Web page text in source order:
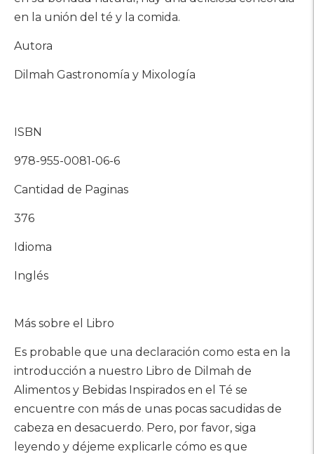
en la unión del té y la comida.
Autora
Dilmah Gastronomía y Mixología
ISBN
978-955-0081-06-6
Cantidad de Paginas
376
Idioma
Inglés
Más sobre el Libro
Es probable que una declaración como esta en la
introducción a nuestro Libro de Dilmah de
Alimentos y Bebidas Inspirados en el Té se
encuentre con más de unas pocas sacudidas de
cabeza en desacuerdo. Pero, por favor, siga
leyendo y déjeme explicarle cómo es que